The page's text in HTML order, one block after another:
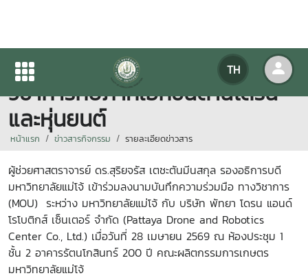
TH
พิธีลงนามความร่วมมือทาง
วิชาการกับภาคเอกชนด้านโดรน
และหุ่นยนต์
หน้าแรก ข่าวสารกิจกรรม รายละเอียดข่าวสาร
ผู้ช่วยศาสตราจารย์ ดร.สุริยจรัส เตชะตันมีนสกุล รองอธิการบดี
มหาวิทยาลัยแม่โจ้ เข้าร่วมลงนามบันทึกความร่วมมือ ทางวิชาการ
(MOU) ระหว่าง มหาวิทยาลัยแม่โจ้ กับ บริษัท พัทยา โดรน แอนด์
โรโบติกส์ เซ็นเตอร์ จำกัด (Pattaya Drone and Robotics
Center Co., Ltd.) เมื่อวันที่ 28 เมษายน 2569 ณ ห้องประชุม 1
ชั้น 2 อาคารรัตนโกสินทร์ 200 ปี คณะผลิตกรรมการเกษตร
มหาวิทยาลัยแม่โจ้